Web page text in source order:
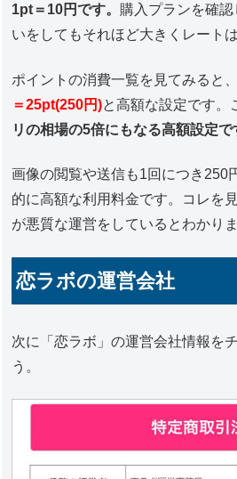
1pt＝10円です。 購入プランを確
いをしてもそれほど大きくレート
ポイントの消費一覧を見てみると
＝25pt(250円)と高額な設定です。
リの相場の5倍にもなる高額設定で
画像の閲覧や送信も1回につき250
的に高額な利用料金です。コレを
が悪質な運営をしているとわかりま
恋ラボの運営会社
次に「恋ラボ」の運営会社情報を
う。